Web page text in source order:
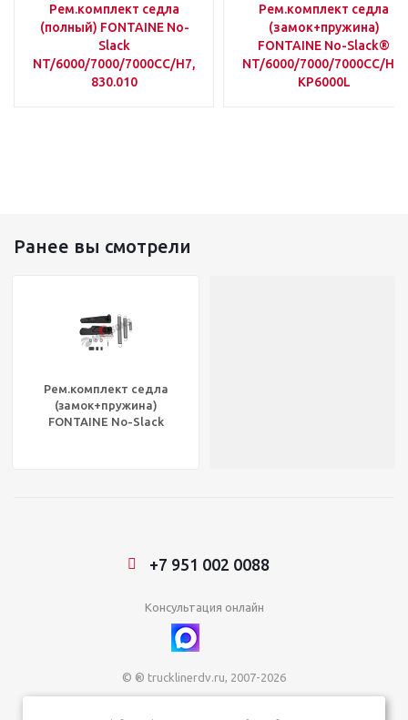
Рем.комплект седла
(полный) FONTAINE No-
Slack
NT/6000/7000/7000CC/H7,
830.010
Рем.комплект седла
(замок+пружина)
FONTAINE No-Slack®
NT/6000/7000/7000CC/H7,
KP6000L
Ранее вы смотрели
Рем.комплект седла
(замок+пружина)
FONTAINE No-Slack
+7 951 002 0088
Консультация онлайн
© ® trucklinerdv.ru, 2007-2026